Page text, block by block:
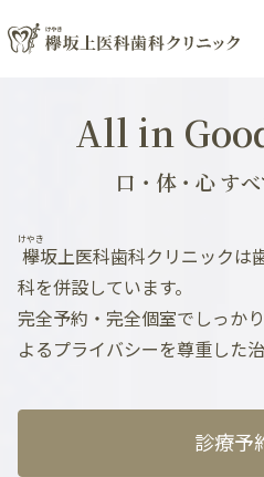
All in
口・体・心 すべ
欅
けやき
坂上医科歯科クリニックは
科を併設しています。
完全予約・完全個室でしっか
よるプライバシーを尊重した
診療予